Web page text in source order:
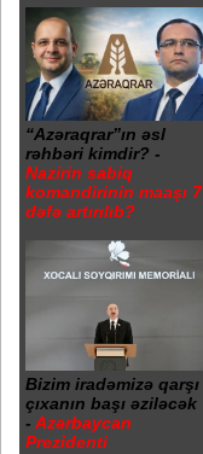
“Azəraqrar”ın əsl
rəhbəri kimdir? -
Nazirin sabiq
komandirinin maaşı 7
dəfə artırılıb?
Bizim iradəmizə qarşı
çıxanın başı əziləcək
- Azərbaycan
Prezidenti